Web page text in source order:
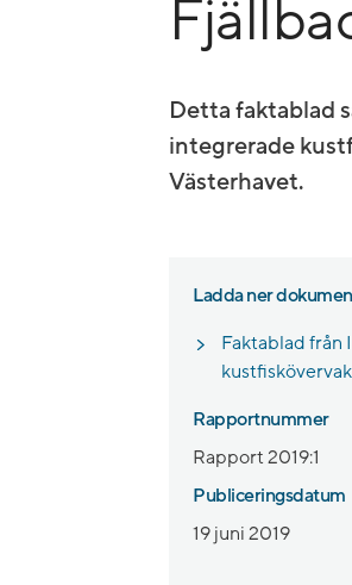
Detta faktablad
integrerade
Västerhavet.
Ladda ner
Faktablad från
Rapportnummer
Rapport 2019:1
Publiceringsdatum
19 juni 2019